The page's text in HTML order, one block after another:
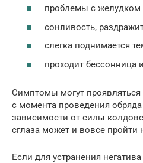
проблемы с
сонливость,
слегка поднимается
проходит
Симптомы могут
с момента проведения
зависимости от силы
сглаза может и вовсе
Если для устранения